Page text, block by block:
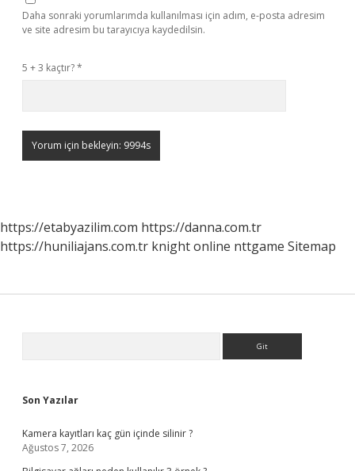
Daha sonraki yorumlarımda kullanılması için adım, e-posta adresim
ve site adresim bu tarayıcıya kaydedilsin.
5 + 3 kaçtır?*
https://etabyazilim.com https://danna.com.tr
https://huniliajans.com.tr knight online nttgame Sitemap
Son Yazılar
Kamera kayıtları kaç gün içinde silinir ?
Ağustos 7, 2026